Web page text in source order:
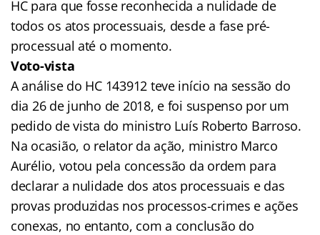
HC para que fosse reconhecida a nulidade de
todos os atos processuais, desde a fase pré-
processual até o momento.
Voto-vista
A análise do HC 143912 teve início na sessão do
dia 26 de junho de 2018, e foi suspenso por um
pedido de vista do ministro Luís Roberto Barroso.
Na ocasião, o relator da ação, ministro Marco
Aurélio, votou pela concessão da ordem para
declarar a nulidade dos atos processuais e das
provas produzidas nos processos-crimes e ações
conexas, no entanto, com a conclusão do